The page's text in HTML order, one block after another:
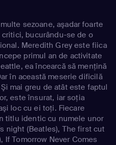
sezoane, aşadar foarte
bucurându-se de o
Meredith Grey este fiica
primul an de activitate
ea încearcă să menţină
în această meserie dificilă
mai greu de atât este faptul
este însurat, iar soţia
loc cu ei toţi. Fiecare
titlu identic cu numele unor
night (Beatles), The first cut
If Tomorrow Never Comes